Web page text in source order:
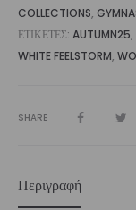
COLLECTIONS,
ΕΤΙΚΈΤΕΣ: AUTUMN25,
WHITE FEELSTORM,
SHARE
Περιγραφή